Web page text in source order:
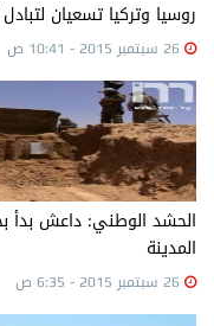
روسيا وتركيا تسعيان لتبادل تجاري
الحشد الوطني: داعش بدأ
المدينة